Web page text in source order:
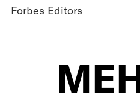
Forbes Editors